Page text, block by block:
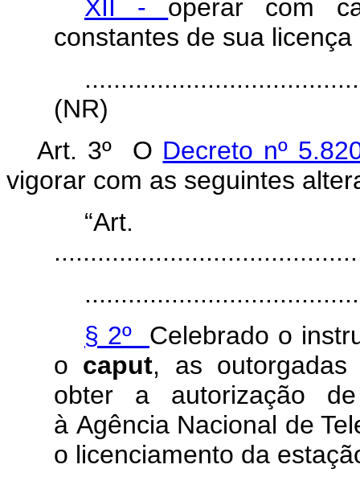
XII - operar com
constantes de sua
(NR)
Art. 3º O Decreto nº
vigorar com as seguintes
§ 2º Celebrado o
o caput, as
obter a autorização
à Agência Nacional de
o licenciamento da